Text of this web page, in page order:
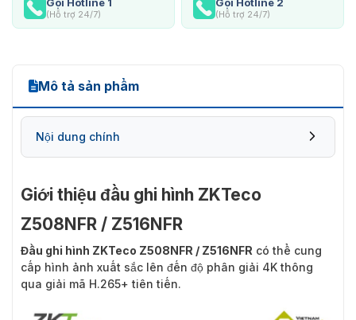
(Hỗ trợ 24/7) (Hỗ trợ 24/7)
Mô tả sản phẩm
Nội dung chính
Những thông tin bạn cần biết về đầu ghi hình
Giới thiệu đầu ghi hình ZKTeco
Z508NFR / Z516NFR
Đầu ghi hình ZKTeco Z508NFR / Z516NFR có thể cung
cấp hình ảnh xuất sắc lên đến độ phân giải 4K thông
qua giải mã H.265+ tiên tiến.